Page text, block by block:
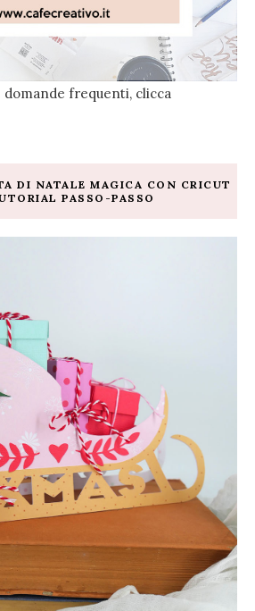
frequenti, clicca
DI NATALE MAGICA CON CRICUT
PASSO-PASSO